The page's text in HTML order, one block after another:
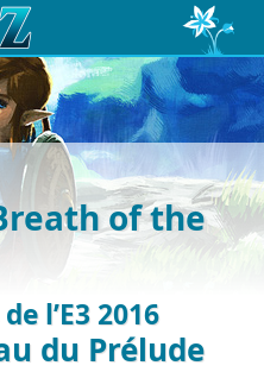
of the
l’E3 2016
du Prélude